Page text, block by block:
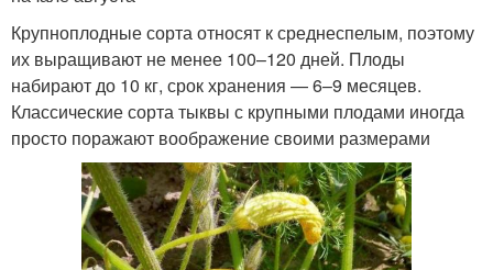
Крупноплодные сорта относят к среднеспелым, поэтому
их выращивают не менее 100–120 дней. Плоды
набирают до 10 кг, срок хранения — 6–9 месяцев.
Классические сорта тыквы с крупными плодами иногда
просто поражают воображение своими размерами